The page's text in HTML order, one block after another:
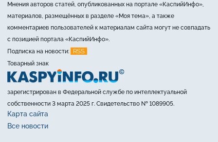
Мнения авторов статей, опубликованных на портале «КаспийИнфо»,
материалов, размещённых в разделе «Моя тема», а также
комментариев пользователей к материалам сайта могут не совпадать
с позицией портала «КаспийИнфо».
Подписка на новости:
RSS
Товарный знак
зарегистрирован в Федеральной службе по интеллектуальной
собственности 3 марта 2025 г. Свидетельство № 1089905.
Карта сайта
Все новости